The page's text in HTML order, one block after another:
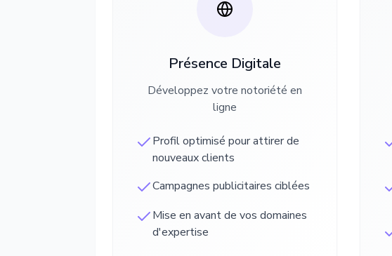
Présence Digitale
Développez votre notoriété en
ligne
Profil optimisé pour attirer de
nouveaux clients
Campagnes publicitaires ciblées
Mise en avant de vos domaines
d'expertise